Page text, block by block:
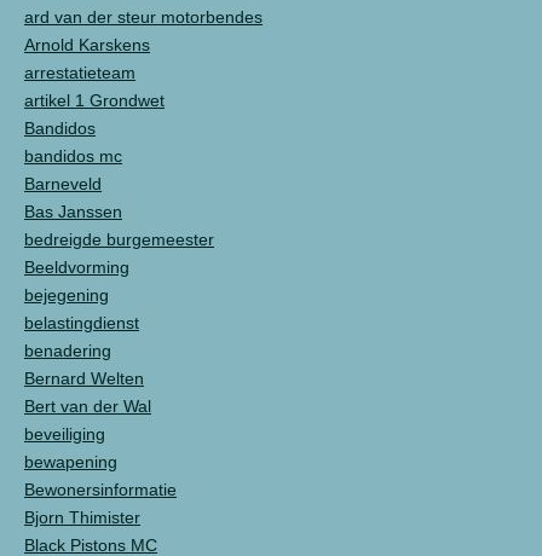
ard van der steur motorbendes
Arnold Karskens
arrestatieteam
artikel 1 Grondwet
Bandidos
bandidos mc
Barneveld
Bas Janssen
bedreigde burgemeester
Beeldvorming
bejegening
belastingdienst
benadering
Bernard Welten
Bert van der Wal
beveiliging
bewapening
Bewonersinformatie
Bjorn Thimister
Black Pistons MC